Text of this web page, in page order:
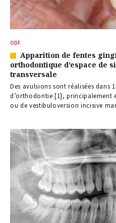
ODF
Article
réservé
à
nos
abonnés
Apparition de fentes
orthodontique d’espace de
transversale
Des avulsions sont réalisées dans
d’orthodontie [1], principalement
ou de vestibuloversion incisive